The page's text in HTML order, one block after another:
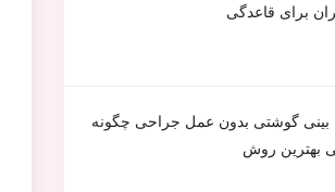
برای قاعدگی
گوشتی بدون عمل جراحی چگونه
بهترین روش